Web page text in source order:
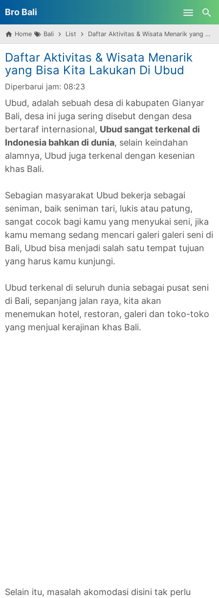
Bro Bali
Home Bali List Daftar Aktivitas & Wisata Menarik yang Bisa Kita Lakukan Di Ubud
Daftar Aktivitas & Wisata Menarik
yang Bisa Kita Lakukan Di Ubud
Diperbarui jam: 08:23
Ubud, adalah sebuah desa di kabupaten Gianyar
Bali, desa ini juga sering disebut dengan desa
bertaraf internasional, Ubud sangat terkenal di
Indonesia bahkan di dunia, selain keindahan
alamnya, Ubud juga terkenal dengan kesenian
khas Bali.
Sebagian masyarakat Ubud bekerja sebagai
seniman, baik seniman tari, lukis atau patung,
sangat cocok bagi kamu yang menyukai seni, jika
kamu memang sedang mencari galeri galeri seni di
Bali, Ubud bisa menjadi salah satu tempat tujuan
yang harus kamu kunjungi.
Ubud terkenal di seluruh dunia sebagai pusat seni
di Bali, sepanjang jalan raya, kita akan
menemukan hotel, restoran, galeri dan toko-toko
yang menjual kerajinan khas Bali.
Selain itu, masalah akomodasi disini tak perlu